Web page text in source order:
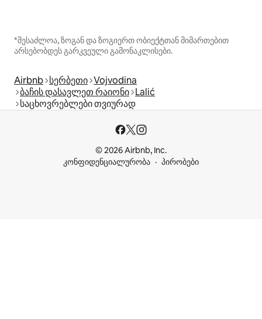
*შესაძლოა, ზოგან და ზოგიერთ ობიექტთან მიმართებით
არსებობდეს გარკვეული გამონაკლისები.
Airbnb სერბეთი Vojvodina
ბაჩის დასავლეთ რაიონი Lalić
საცხოვრებლები თვიურად
© 2026 Airbnb, Inc.
კონფიდენციალურობა
პირობები